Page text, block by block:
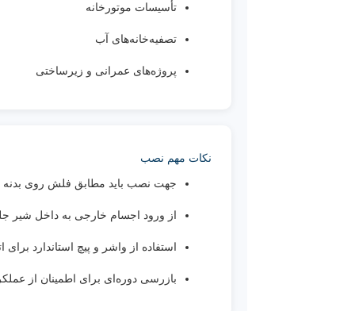
تأسیسات موتورخانه
تصفیه‌خانه‌های آب
پروژه‌های عمرانی و زیرساختی
نکات مهم نصب
جهت نصب باید مطابق فلش روی بدنه
از ورود اجسام خارجی به داخل شیر
استفاده از واشر و پیچ استاندارد
بازرسی دوره‌ای برای اطمینان از